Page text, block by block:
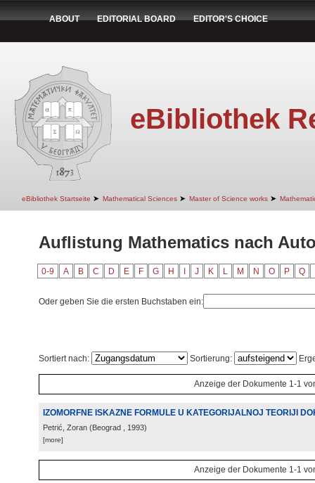
ABOUT EDITORIAL BOARD EDITOR'S CHOICE
eBibliothek
eBibliothek Startseite ➤ Mathematical Sciences ➤ Master of Science works ➤
Auflistung Mathematics nach
0-9 A B C D E F G H J K L M N O P Q
Oder geben Sie die ersten Buchstaben ein:
Sortiert nach: Sortierung:
Anzeige der Dokumente 1-1
IZOMORFNE ISKAZNE FORMULE U KATEGORIJALNOJ TEORIJI
Petrić, Zoran (Beograd , 1993)
[more]
Anzeige der Dokumente 1-1